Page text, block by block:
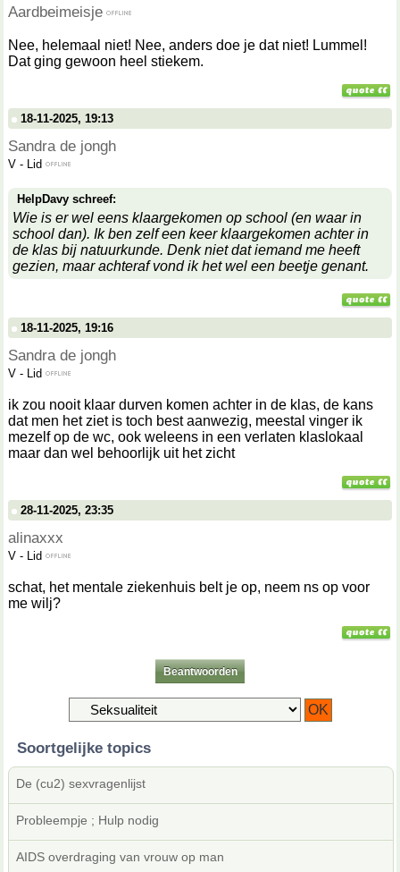
Aardbeimeisje
Nee, helemaal niet! Nee, anders doe je dat niet! Lummel!
Dat ging gewoon heel stiekem.
18-11-2025, 19:13
Sandra de jongh
V - Lid
HelpDavy schreef:
Wie is er wel eens klaargekomen op school (en waar in
school dan). Ik ben zelf een keer klaargekomen achter in
de klas bij natuurkunde. Denk niet dat iemand me heeft
gezien, maar achteraf vond ik het wel een beetje genant.
18-11-2025, 19:16
Sandra de jongh
V - Lid
ik zou nooit klaar durven komen achter in de klas, de kans
dat men het ziet is toch best aanwezig, meestal vinger ik
mezelf op de wc, ook weleens in een verlaten klaslokaal
maar dan wel behoorlijk uit het zicht
28-11-2025, 23:35
alinaxxx
V - Lid
schat, het mentale ziekenhuis belt je op, neem ns op voor
me wilj?
Beantwoorden
Soortgelijke topics
De (cu2) sexvragenlijst
Probleempje ; Hulp nodig
AIDS overdraging van vrouw op man